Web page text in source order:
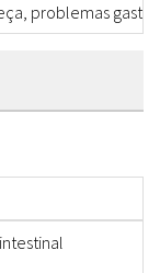
problemas